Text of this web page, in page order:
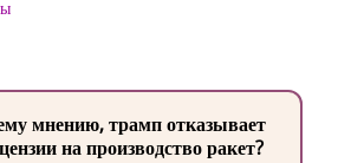
мнению, трамп отказывает
на производство ракет?